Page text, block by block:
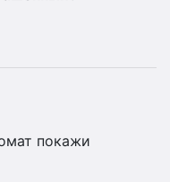
покажи